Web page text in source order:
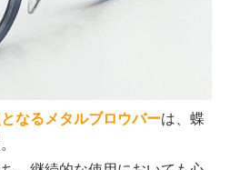
なるメタルブロウバーは、蝶